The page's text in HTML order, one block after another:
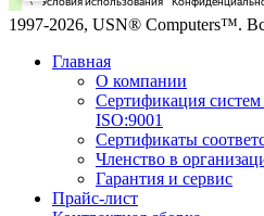
1997-2026, USN® Computers™.
Главная
О компании
Сертификация систем
ISO:9001
Сертификаты
Членство в
Гарантия и сервис
Прайс-лист